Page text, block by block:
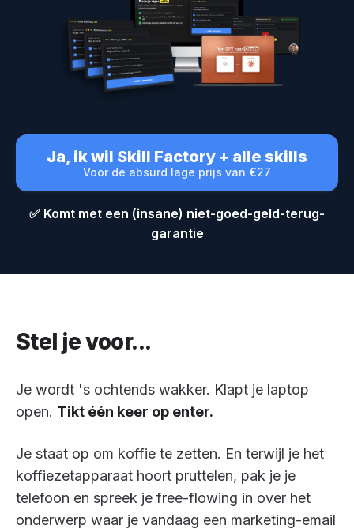
Ja, ik wil Skill Factory + alle skills
Voor de absurd lage prijs van €27
✅ Komt met een (insane) niet-goed-geld-terug-
garantie
Stel je voor...
Je wordt 's ochtends wakker. Klapt je laptop
open. Tikt één keer op enter.
Je staat op om koffie te zetten. En terwijl je het
koffiezetapparaat hoort pruttelen, pak je je
telefoon en spreek je free-flowing in over het
onderwerp waar je vandaag een marketing-email